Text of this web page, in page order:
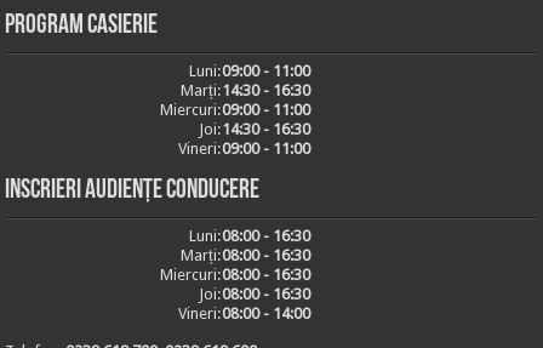
Program casierie
Luni:09:00 - 11:00
Marți:14:30 - 16:30
Miercuri:09:00 - 11:00
Joi:14:30 - 16:30
Vineri:09:00 - 11:00
Inscrieri audiențe conducere
Luni:08:00 - 16:30
Marți:08:00 - 16:30
Miercuri:08:00 - 16:30
Joi:08:00 - 16:30
Vineri:08:00 - 14:00